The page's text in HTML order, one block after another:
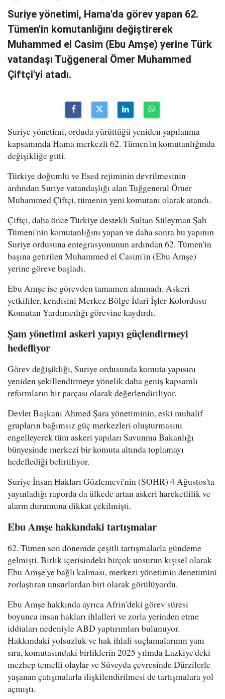
Suriye yönetimi, Hama'da görev yapan 62.
Tümen'in komutanlığını değiştirerek
Muhammed el Casim (Ebu Amşe) yerine Türk
vatandaşı Tuğgeneral Ömer Muhammed
Çiftçi'yi atadı.
Suriye yönetimi, orduda yürüttüğü yeniden yapılanma
kapsamında Hama merkezli 62. Tümen'in komutanlığında
değişikliğe gitti.
Türkiye doğumlu ve Esed rejiminin devrilmesinin
ardından Suriye vatandaşlığı alan Tuğgeneral Ömer
Muhammed Çiftçi, tümenin yeni komutanı olarak atandı.
Çiftçi, daha önce Türkiye destekli Sultan Süleyman Şah
Tümeni'nin komutanlığını yapan ve daha sonra bu yapının
Suriye ordusuna entegrasyonunun ardından 62. Tümen'in
başına getirilen Muhammed el Casim'in (Ebu Amşe)
yerine göreve başladı.
Ebu Amşe ise görevden tamamen alınmadı. Askeri
yetkililer, kendisini Merkez Bölge İdari İşler Kolordusu
Komutan Yardımcılığı görevine kaydırdı.
Şam yönetimi askeri yapıyı güçlendirmeyi
hedefliyor
Görev değişikliği, Suriye ordusunda komuta yapısını
yeniden şekillendirmeye yönelik daha geniş kapsamlı
reformların bir parçası olarak değerlendiriliyor.
Devlet Başkanı Ahmed Şara yönetiminin, eski muhalif
grupların bağımsız güç merkezleri oluşturmasını
engelleyerek tüm askeri yapıları Savunma Bakanlığı
bünyesinde merkezi bir komuta altında toplamayı
hedeflediği belirtiliyor.
Suriye İnsan Hakları Gözlemevi'nin (SOHR) 4 Ağustos'ta
yayınladığı raporda da ülkede artan askeri hareketlilik ve
alarm durumuna dikkat çekilmişti.
Ebu Amşe hakkındaki tartışmalar
62. Tümen son dönemde çeşitli tartışmalarla gündeme
gelmişti. Birlik içerisindeki birçok unsurun kişisel olarak
Ebu Amşe'ye bağlı kalması, merkezi yönetimin denetimini
zorlaştıran unsurlardan biri olarak görülüyordu.
Ebu Amşe hakkında ayrıca Afrin'deki görev süresi
boyunca insan hakları ihlalleri ve zorla yerinden etme
iddiaları nedeniyle ABD yaptırımları bulunuyor.
Hakkındaki yolsuzluk ve hak ihlali suçlamalarının yanı
sıra, komutasındaki birliklerin 2025 yılında Lazkiye'deki
mezhep temelli olaylar ve Süveyda çevresinde Dürzilerle
yaşanan çatışmalarla ilişkilendirilmesi de tartışmalara yol
açmıştı.